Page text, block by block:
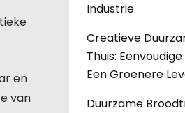
en
van
Industrie
Creatieve
Thuis:
Een Groenere
Duurzame